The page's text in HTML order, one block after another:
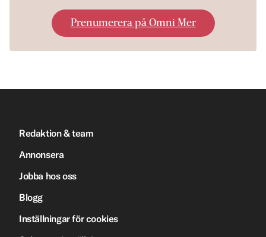
Prenumerera på Omni Mer
Redaktion & team
Annonsera
Jobba hos oss
Blogg
Inställningar för cookies